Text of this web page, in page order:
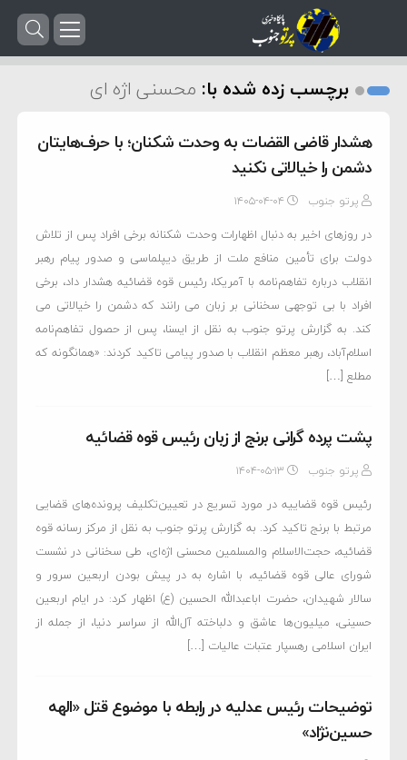
برچسب زده شده با: محسنی اژه ای
هشدار قاضی القضات به وحدت شکنان؛ با حرف‌هایتان
دشمن را خیالاتی نکنید
پرتو جنوب ۱۴۰۵-۰۴-۰۴
در روزهای اخیر به دنبال اظهارات وحدت شکنانه برخی افراد پس از تلاش
دولت برای تأمین منافع ملت از طریق دیپلماسی و صدور پیام رهبر
انقلاب درباره تفاهم‌نامه با آمریکا، رئیس قوه قضائیه هشدار داد، برخی
افراد با بی توجهی سخنانی بر زبان می رانند که دشمن را خیالاتی می
کند. به گزارش پرتو جنوب به نقل از ایسنا، پس از حصول تفاهم‌نامه
اسلام‌آباد، رهبر معظم انقلاب با صدور پیامی تاکید کردند: «همانگونه که
مطلع […]
پشت پرده گرانی برنج از زبان رئیس قوه قضائیه
پرتو جنوب ۱۴۰۴-۰۵-۱۳
رئیس قوه قضاییه در مورد تسریع در تعیین‌‎تکلیف پرونده‌های قضایی
مرتبط با برنج تاکید کرد. به گزارش پرتو جنوب به نقل از مرکز رسانه قوه
قضائیه، حجت‌الاسلام والمسلمین محسنی اژه‌ای، طی سخنانی در نشست
شورای عالی قوه قضائیه، با اشاره به در پیش بودن اربعین سرور و
سالار شهیدان، حضرت اباعبدالله الحسین (ع) اظهار کرد: در ایام اربعین
حسینی، میلیون‌ها عاشق و دلباخته آل‌الله از سراسر دنیا، از جمله از
ایران اسلامی رهسپار عتبات عالیات […]
توضیحات رئیس عدلیه در رابطه با موضوع قتل «الهه
حسین‌نژاد»